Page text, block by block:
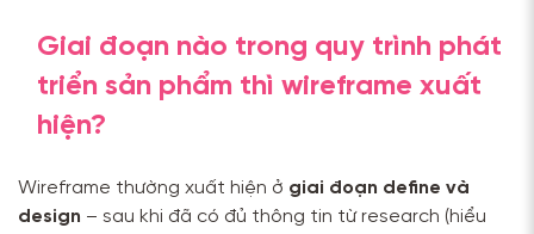
Giai đoạn nào trong quy trình phát
triển sản phẩm thì wireframe xuất
hiện?
Wireframe thường xuất hiện ở giai đoạn define và
design – sau khi đã có đủ thông tin từ research (hiểu